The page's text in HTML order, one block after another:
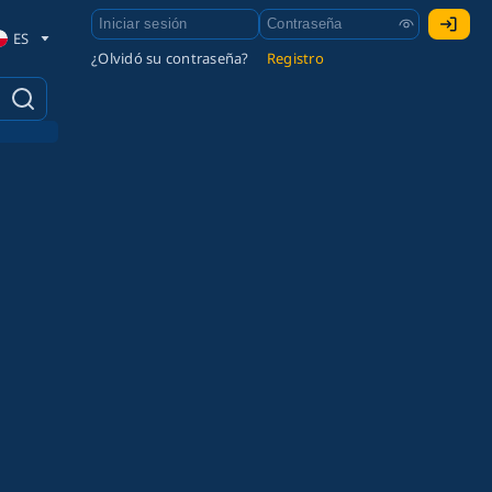
ES
¿Olvidó su contraseña?
Registro